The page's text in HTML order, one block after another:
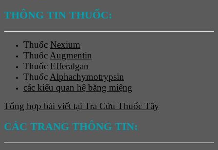
THÔNG TIN THUỐC:
Thuốc Nexium
Thuốc Augmentin
Thuốc Efferalgan
Thuốc Alphachymotrypsin
các kiểu quan hệ bằng miệng
Tổng hợp bài viết tại Tra Cứu Thuốc Tây
CÁC TRANG THÔNG TIN: